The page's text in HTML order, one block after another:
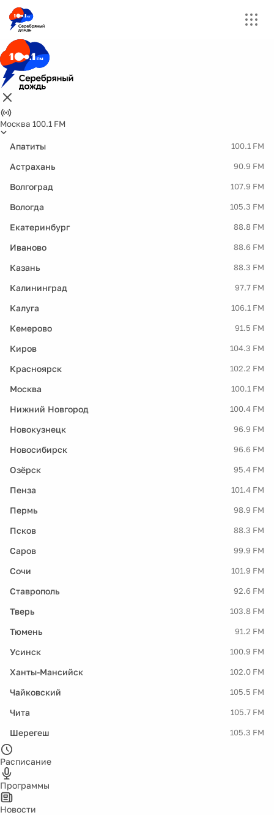
Москва 100.1 FM
Апатиты 100.1 FM
Астрахань 90.9 FM
Волгоград 107.9 FM
Вологда 105.3 FM
Екатеринбург 88.8 FM
Иваново 88.6 FM
Казань 88.3 FM
Калининград 97.7 FM
Калуга 106.1 FM
Кемерово 91.5 FM
Киров 104.3 FM
Красноярск 102.2 FM
Москва 100.1 FM
Нижний Новгород 100.4 FM
Новокузнецк 96.9 FM
Новосибирск 96.6 FM
Озёрск 95.4 FM
Пенза 101.4 FM
Пермь 98.9 FM
Псков 88.3 FM
Саров 99.9 FM
Сочи 101.9 FM
Ставрополь 92.6 FM
Тверь 103.8 FM
Тюмень 91.2 FM
Усинск 100.9 FM
Ханты-Мансийск 102.0 FM
Чайковский 105.5 FM
Чита 105.7 FM
Шерегеш 105.3 FM
Расписание
Программы
Новости